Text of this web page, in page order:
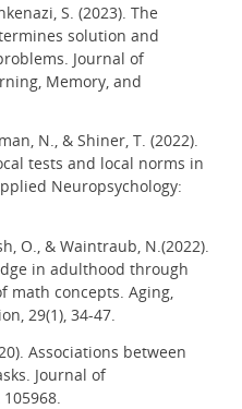
S. (2023). The
solution and
Journal of
Memory, and
N., & Shiner, T. (2022).
tests and local norms in
Neuropsychology:
O., & Waintraub, N.(2022).
in adulthood through
math concepts. Aging,
29(1), 34-47.
Associations between
Journal of